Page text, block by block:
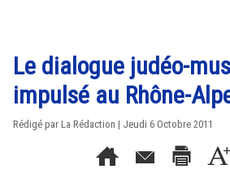
Le dialogue judéo-
impulsé au Rhône-
Rédigé par La Rédaction | Jeudi 6 Octobre 2011